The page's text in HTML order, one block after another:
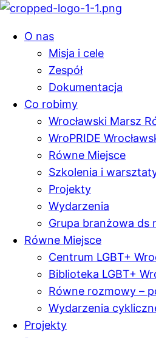
O nas
Misja i cele
Zespół
Dokumentacja
Co robimy
Wrocławski Marsz
WroPRIDE
Równe Miejsce
Szkolenia i
Projekty
Wydarzenia
Grupa branżowa ds
Równe Miejsce
Centrum LGBT+
Biblioteka LGBT+
Równe rozmowy –
Wydarzenia
Projekty